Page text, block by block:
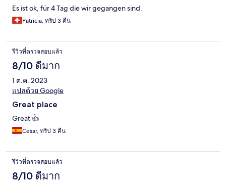
Es ist ok, für 4 Tag die wir gegangen sind.
Patricia, ทริป 3 คืน
รีวิวที่ตรวจสอบแล้ว
8/10 ดีมาก
1 ต.ค. 2023
แปลด้วย Google
Great place
Great 👍
Cesar, ทริป 3 คืน
รีวิวที่ตรวจสอบแล้ว
8/10 ดีมาก